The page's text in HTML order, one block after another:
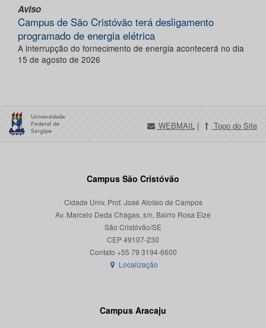
Aviso
Campus de São Cristóvão terá desligamento
programado de energia elétrica
A interrupção do fornecimento de energia acontecerá no dia
15 de agosto de 2026
WEBMAIL | Topo do Site
Campus São Cristóvão
Cidade Univ. Prof. José Aloísio de Campos
Av. Marcelo Deda Chagas, s/n, Bairro Rosa Elze
São Cristóvão/SE
CEP 49107-230
Localização
Campus Aracaju